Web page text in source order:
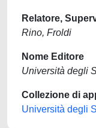
Relatore,
Rino, Froldi
Nome Editore
Università degli
Collezione di
Università degli